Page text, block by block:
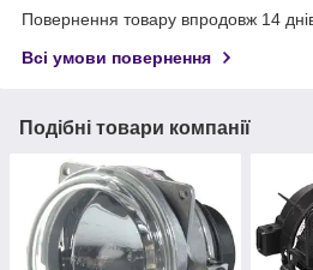
Повернення товару впродовж 14
Всі умови повернення
Подібні товари компанії